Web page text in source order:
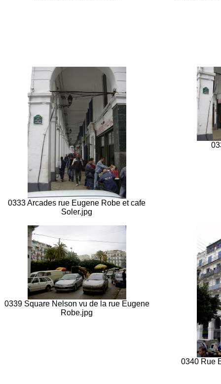
0333 Arcades rue Eugene Robe et cafe
Soler.jpg
0339 Square Nelson vu de la rue Eugene
Robe.jpg
0340 Rue